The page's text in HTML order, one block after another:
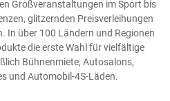
Großveranstaltungen im Sport bis
glitzernden Preisverleihungen
In über 100 Ländern und Regionen
die erste Wahl für vielfältige
Bühnenmiete, Autosalons,
und Automobil-4S-Läden.